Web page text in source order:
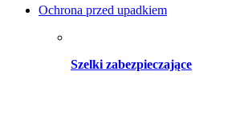
Ochrona przed upadkiem
Szelki zabezpieczające